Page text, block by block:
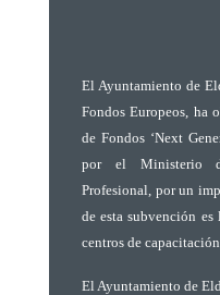
El Ayuntamiento de
Fondos Europeos, ha
de Fondos ‘Next
por el Ministerio
Profesional, por un
de esta subvención
centros de
El Ayuntamiento de